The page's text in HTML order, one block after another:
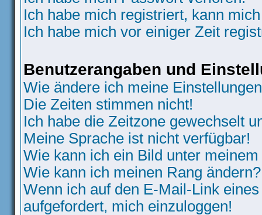
Ich habe mich registriert, kann
Ich habe mich vor einiger Zeit
Benutzerangaben und
Wie ändere ich meine
Die Zeiten stimmen nicht!
Ich habe die Zeitzone gewechselt
Meine Sprache ist nicht verfügbar!
Wie kann ich ein Bild unter
Wie kann ich meinen Rang ändern?
Wenn ich auf den E-Mail-Link
aufgefordert, mich einzuloggen!